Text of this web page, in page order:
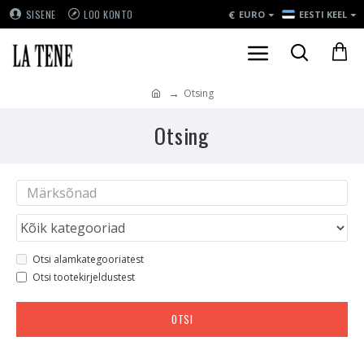
SISENE LOO KONTO € EURO EESTI KEEL
Otsing
Otsing
Otsi alamkategooriatest
Otsi tootekirjeldustest
OTSI